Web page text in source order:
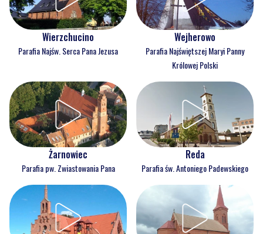
Wierzchucino
Parafia Najśw. Serca Pana Jezusa
Wejherowo
Parafia Najświętszej Maryi Panny
Królowej Polski
Żarnowiec
Parafia pw. Zwiastowania Pana
Reda
Parafia św. Antoniego Padewskiego